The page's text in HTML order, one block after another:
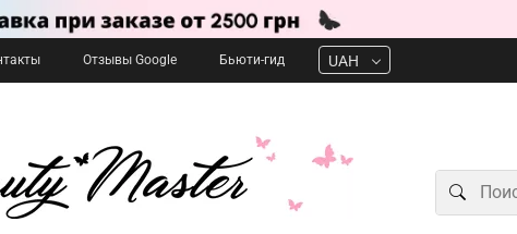
Отзывы Google Бьюти-гид UAH